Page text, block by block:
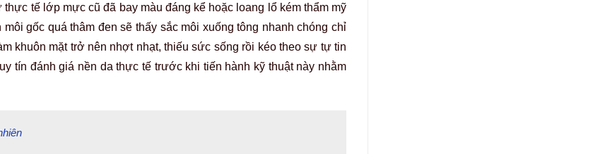
tế lớp mực cũ đã bay màu đáng kể hoặc loang lổ kém thẩm mỹ
gốc quá thâm đen sẽ thấy sắc môi xuống tông nhanh chóng chỉ
khuôn mặt trở nên nhợt nhạt, thiếu sức sống rồi kéo theo sự tự tin
tín đánh giá nền da thực tế trước khi tiến hành kỹ thuật này nhằm